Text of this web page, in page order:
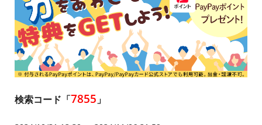
検索コード「7855 」